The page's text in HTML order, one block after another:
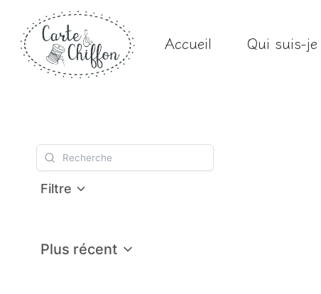
contenu
Accueil Qui suis-
Filtre
Plus récent